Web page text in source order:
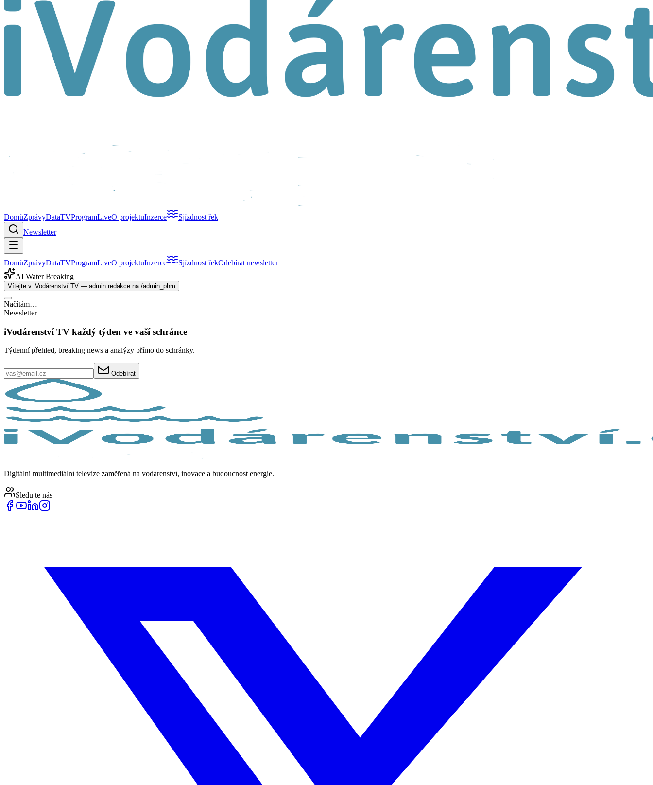
DomůZprávyDataTVProgramLiveO projektuInzerce
Sjízdnost řek
Newsletter
DomůZprávyDataTVProgramLiveO projektuInzerce Sjízdnost řekOdebírat newsletter
AI Water Breaking
Vítejte v iVodárenství TV — admin redakce na /admin_phm
Načítám…
Newsletter
iVodárenství TV každý týden ve vaší schránce
Týdenní přehled, breaking news a analýzy přímo do schránky.
Odebírat
Digitální multimediální televize zaměřená na vodárenství, inovace a budoucnost energie.
Sledujte nás